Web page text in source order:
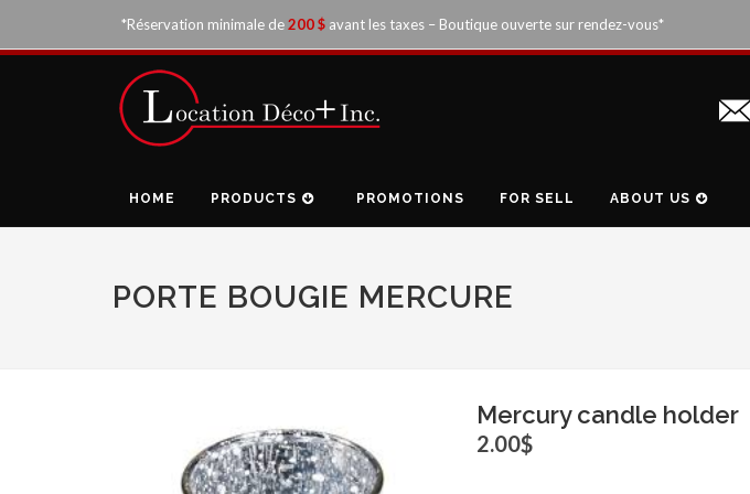
*Réservation minimale de200 $ avant les taxes – Boutique ouverte sur rendez-vous*
HOME PRODUCTS PROMOTIONS FOR SELL ABOUT US
PORTE BOUGIE MERCURE
Mercury candle holder
2.00$